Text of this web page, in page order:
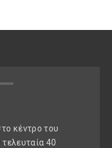
κέντρο του
40